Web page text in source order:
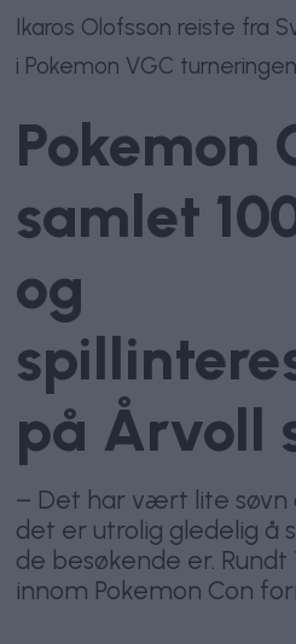
Ikaros Olofsson reiste fra
i Pokemon VGC
Pokemon
samlet
og
på Årvoll
– Det har vært lite søvn
det er utrolig gledelig å
de besøkende er.
innom Pokemon Con